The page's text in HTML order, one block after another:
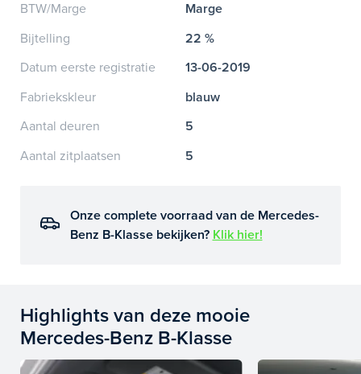
BTW/Marge
Marge
Bijtelling
22 %
Datum eerste registratie
13-06-2019
Fabriekskleur
blauw
Aantal deuren
5
Aantal zitplaatsen
5
Onze complete voorraad van de Mercedes-
Benz B-Klasse bekijken? Klik hier!
Highlights van deze mooie
Mercedes-Benz B-Klasse